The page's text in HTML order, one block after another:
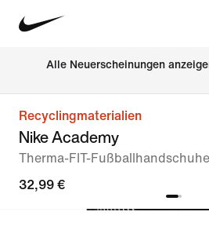
Alle Neuerscheinungen
Recyclingmaterialien
Nike Academy
Therma-FIT-Fußballhandschuhe
32,99 €